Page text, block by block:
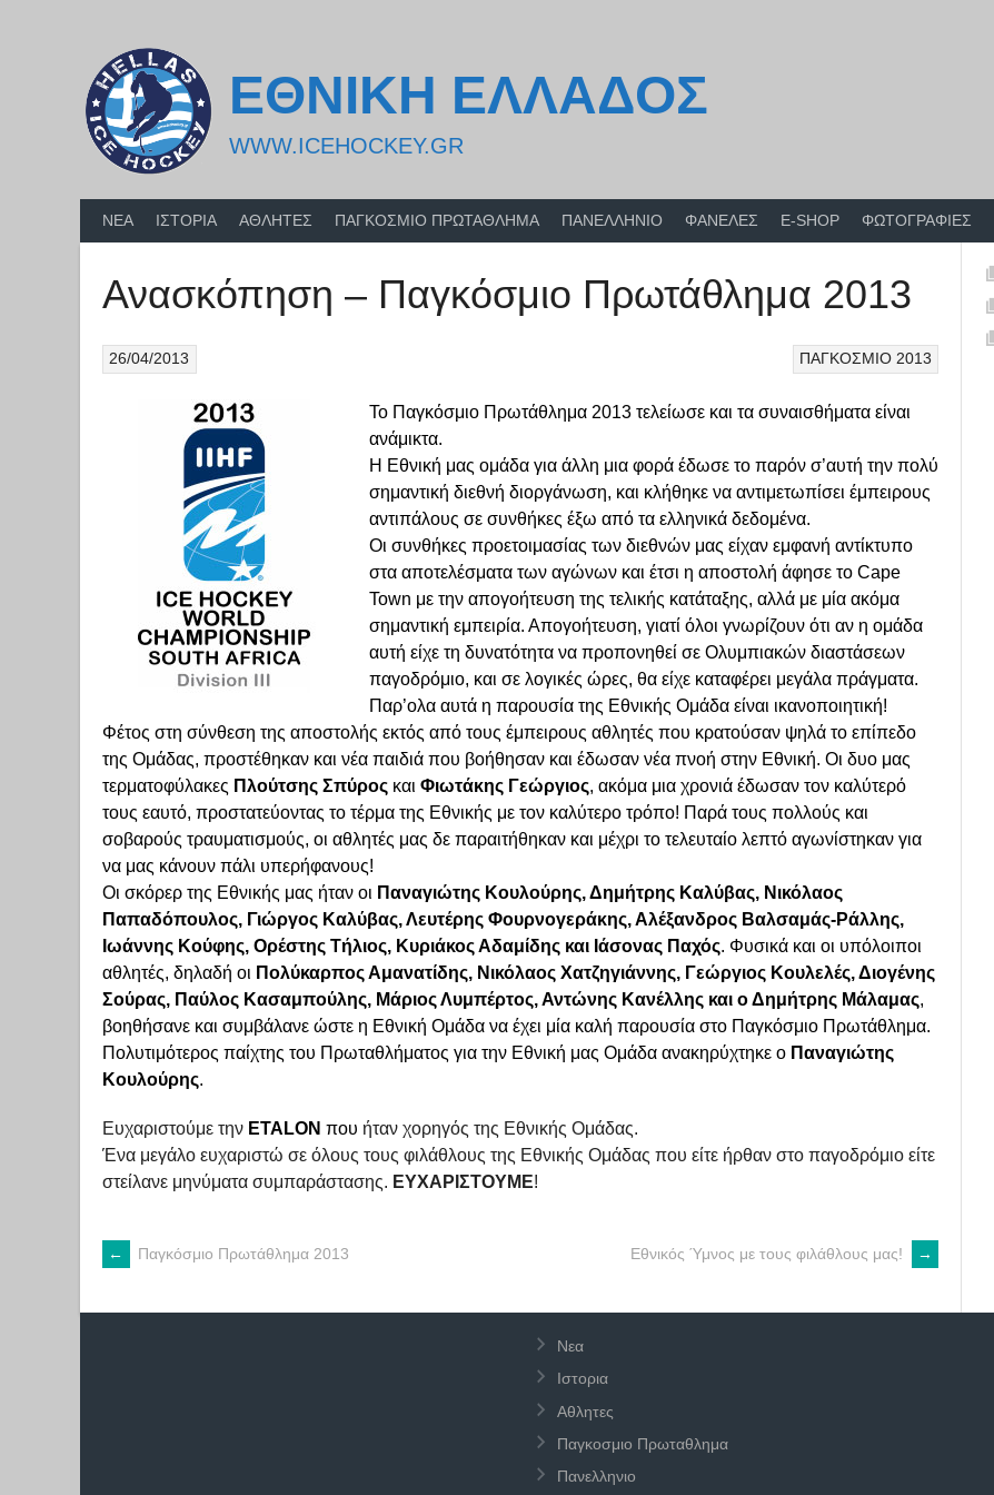
ΕΘΝΙΚΗ ΕΛΛΑΔΟΣ
WWW.ICEHOCKEY.GR
ΝΕΑ ΙΣΤΟΡΙΑ ΑΘΛΗΤΕΣ ΠΑΓΚΟΣΜΙΟ ΠΡΩΤΑΘΛΗΜΑ ΠΑΝΕΛΛΗΝΙΟ ΦΑΝΕΛΕΣ E-SHOP ΦΩΤΟΓΡΑΦΙΕΣ
Ανασκόπηση – Παγκόσμιο Πρωτάθλημα 2013
ΠΑΓΚΟΣΜΙΟ 2013
26/04/2013
Το Παγκόσμιο Πρωτάθλημα 2013 τελείωσε και τα συναισθήματα είναι
ανάμικτα.
Η Εθνική μας ομάδα για άλλη μια φορά έδωσε το παρόν σ’αυτή την πολύ
σημαντική διεθνή διοργάνωση, και κλήθηκε να αντιμετωπίσει έμπειρους
αντιπάλους σε συνθήκες έξω από τα ελληνικά δεδομένα.
Οι συνθήκες προετοιμασίας των διεθνών μας είχαν εμφανή αντίκτυπο
στα αποτελέσματα των αγώνων και έτσι η αποστολή άφησε το Cape
Town με την απογοήτευση της τελικής κατάταξης, αλλά με μία ακόμα
σημαντική εμπειρία. Απογοήτευση, γιατί όλοι γνωρίζουν ότι αν η ομάδα
αυτή είχε τη δυνατότητα να προπονηθεί σε Ολυμπιακών διαστάσεων
παγοδρόμιο, και σε λογικές ώρες, θα είχε καταφέρει μεγάλα πράγματα.
Παρ’ολα αυτά η παρουσία της Εθνικής Ομάδα είναι ικανοποιητική!
Φέτος στη σύνθεση της αποστολής εκτός από τους έμπειρους αθλητές που κρατούσαν ψηλά το επίπεδο
της Ομάδας, προστέθηκαν και νέα παιδιά που βοήθησαν και έδωσαν νέα πνοή στην Εθνική. Οι δυο μας
τερματοφύλακες Πλούτσης Σπύρος και Φιωτάκης Γεώργιος, ακόμα μια χρονιά έδωσαν τον καλύτερό
τους εαυτό, προστατεύοντας το τέρμα της Εθνικής με τον καλύτερο τρόπο! Παρά τους πολλούς και
σοβαρούς τραυματισμούς, οι αθλητές μας δε παραιτήθηκαν και μέχρι το τελευταίο λεπτό αγωνίστηκαν για
να μας κάνουν πάλι υπερήφανους!
Οι σκόρερ της Εθνικής μας ήταν οι Παναγιώτης Κουλούρης, Δημήτρης Καλύβας, Νικόλαος
Παπαδόπουλος, Γιώργος Καλύβας, Λευτέρης Φουρνογεράκης, Αλέξανδρος Βαλσαμάς-Ράλλης,
Ιωάννης Κούφης, Ορέστης Τήλιος, Κυριάκος Αδαμίδης και Ιάσονας Παχός. Φυσικά και οι υπόλοιποι
αθλητές, δηλαδή οι Πολύκαρπος Αμανατίδης, Νικόλαος Xατζηγιάννης, Γεώργιος Κουλελές, Διογένης
Σούρας, Παύλος Κασαμπούλης, Μάριος Λυμπέρτος, Αντώνης Κανέλλης και ο Δημήτρης Μάλαμας,
βοηθήσανε και συμβάλανε ώστε η Εθνική Ομάδα να έχει μία καλή παρουσία στο Παγκόσμιο Πρωτάθλημα.
Πολυτιμότερος παίχτης του Πρωταθλήματος για την Εθνική μας Ομάδα ανακηρύχτηκε ο Παναγιώτης
Κουλούρης.
Ευχαριστούμε την ETALON που ήταν χορηγός της Εθνικής Ομάδας.
Ένα μεγάλο ευχαριστώ σε όλους τους φιλάθλους της Εθνικής Ομάδας που είτε ήρθαν στο παγοδρόμιο είτε
στείλανε μηνύματα συμπαράστασης. ΕΥΧΑΡΙΣΤΟΥΜΕ!
POST
← Παγκόσμιο Πρωτάθλημα 2013 Εθνικός Ύμνος με τους φιλάθλους μας! →
Νεα
Ιστορια
Αθλητες
Παγκοσμιο Πρωταθλημα
Πανελληνιο